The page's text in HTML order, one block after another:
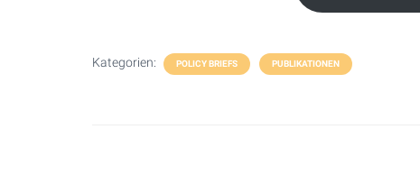
Kategorien: POLICY BRIEFS PUBLIKATIONEN